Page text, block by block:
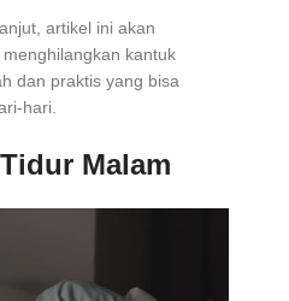
artikel ini akan
kantuk
dan praktis yang bisa
hari.
Malam